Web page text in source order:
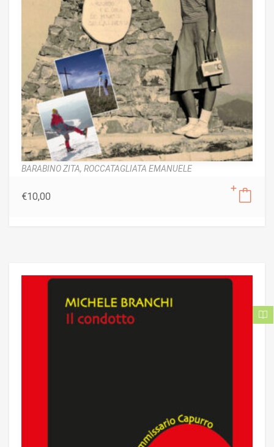
BARABINO ZITA, ROCCATAGLIATA EMANUELE
€10,00